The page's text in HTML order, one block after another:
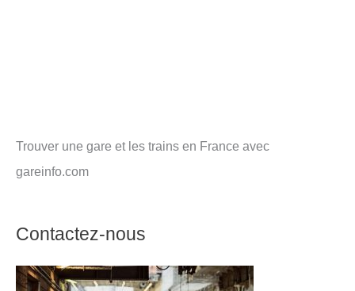
Trouver une gare et les trains en France avec
gareinfo.com
Contactez-nous